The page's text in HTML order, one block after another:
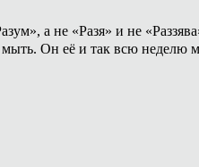
а не «Разя» и не
Он её и так всю